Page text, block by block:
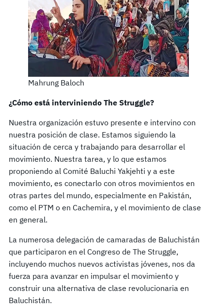
Mahrung Baloch
¿Cómo está interviniendo The Struggle?
Nuestra organización estuvo presente e intervino con
nuestra posición de clase. Estamos siguiendo la
situación de cerca y trabajando para desarrollar el
movimiento. Nuestra tarea, y lo que estamos
proponiendo al Comité Baluchi Yakjehti y a este
movimiento, es conectarlo con otros movimientos en
otras partes del mundo, especialmente en Pakistán,
como el PTM o en Cachemira, y el movimiento de clase
en general.
La numerosa delegación de camaradas de Baluchistán
que participaron en el Congreso de The Struggle,
incluyendo muchos nuevos activistas jóvenes, nos da
fuerza para avanzar en impulsar el movimiento y
construir una alternativa de clase revolucionaria en
Baluchistán.